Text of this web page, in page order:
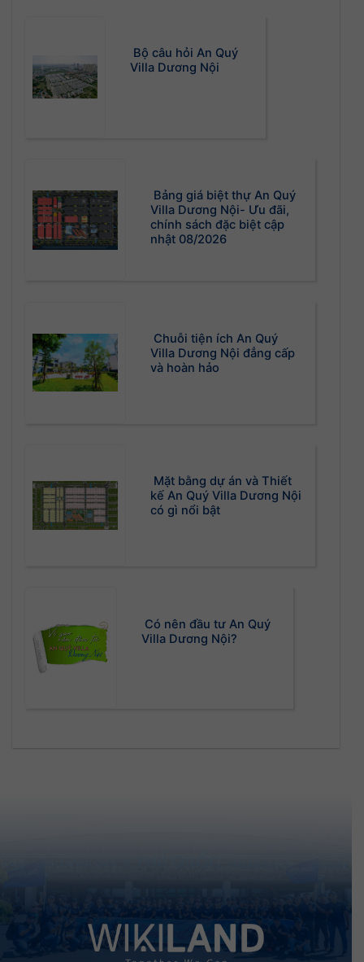
Bộ câu hỏi An Quý
Villa Dương Nội
Bảng giá biệt thự An Quý
Villa Dương Nội- Ưu đãi,
chính sách đặc biệt cập
nhật 08/2026
Chuỗi tiện ích An Quý
Villa Dương Nội đẳng cấp
và hoàn hảo
Mặt bằng dự án và Thiết
kế An Quý Villa Dương Nội
có gì nổi bật
Có nên đầu tư An Quý
Villa Dương Nội?